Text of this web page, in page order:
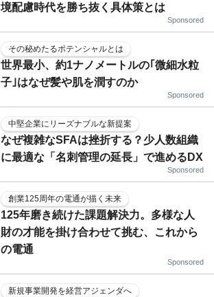
境配慮時代を勝ち抜く具体策とは
Sponsored
その秘めたるポテンシャルとは
世界最小、約1ナノメートルの｢微細水粒
子｣はなぜ髪や肌を潤すのか
Sponsored
中堅企業にリーズナブルな新提案
なぜ複雑なSFAは挫折する？少人数組織
に最適な「名刺管理の延長」で進めるDX
Sponsored
創業125周年の電通が描く未来
125年磨き続けた課題解決力。多様な人
財の才能を掛け合わせて挑む、これから
の電通
Sponsored
新規事業開発を経営アジェンダへ